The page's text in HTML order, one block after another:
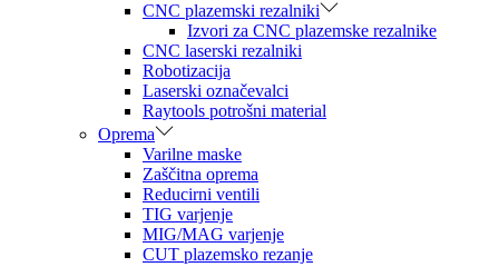
CNC plazemski rezalniki
Izvori za CNC plazemske rezalnike
CNC laserski rezalniki
Robotizacija
Laserski označevalci
Raytools potrošni material
Oprema
Varilne maske
Zaščitna oprema
Reducirni ventili
TIG varjenje
MIG/MAG varjenje
CUT plazemsko rezanje